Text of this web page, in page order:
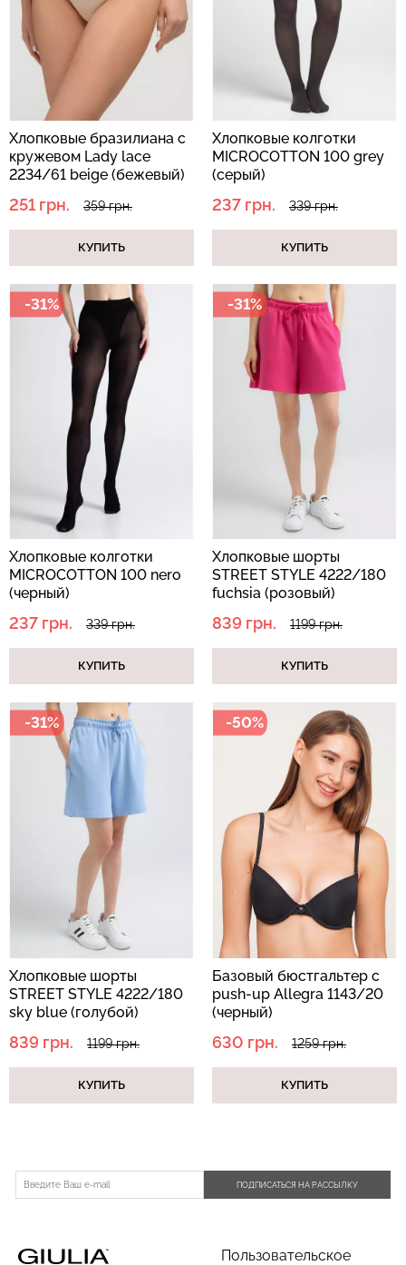
Хлопковые бразилиана с
кружевом Lady lace
2234/61 beige (бежевый)
251 грн. 359 грн.
КУПИТЬ
Хлопковые колготки
MICROCOTTON 100 grey
(серый)
237 грн. 339 грн.
КУПИТЬ
-31%
Хлопковые колготки
MICROCOTTON 100 nero
(черный)
237 грн. 339 грн.
КУПИТЬ
-31%
Хлопковые шорты
STREET STYLE 4222/180
fuchsia (розовый)
839 грн. 1199 грн.
КУПИТЬ
-31%
Хлопковые шорты
STREET STYLE 4222/180
sky blue (голубой)
839 грн. 1199 грн.
КУПИТЬ
-50%
Базовый бюстгальтер c
push-up Allegra 1143/20
(черный)
630 грн. 1259 грн.
КУПИТЬ
ПОДПИСАТЬСЯ НА РАССЫЛКУ
Пользовательское